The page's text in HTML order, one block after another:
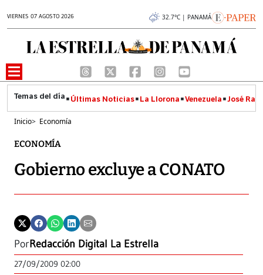
VIERNES 07 AGOSTO 2026 32.7°C | PANAMÁ
Últimas Noticias La Llorona Venezuela José
Inicio> Economía
ECONOMÍA
Gobierno excluye a CONATO
PorRedacción Digital La Estrella
27/09/2009 02:00